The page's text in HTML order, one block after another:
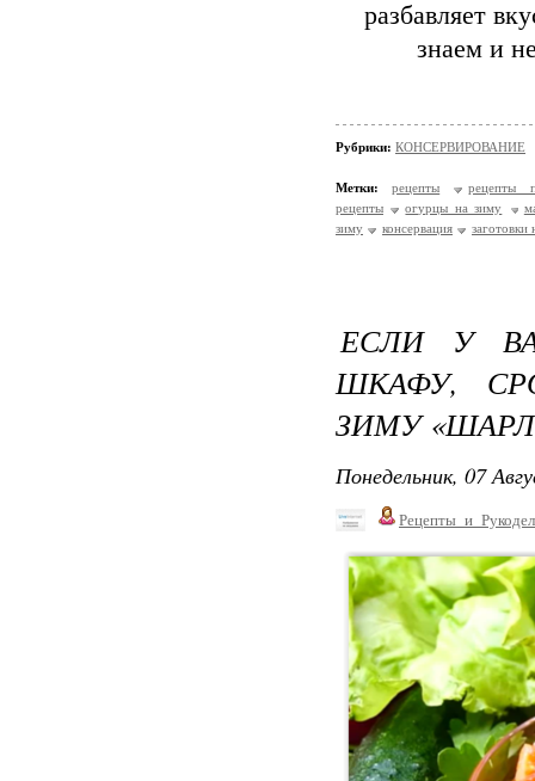
разбавляет
знаем и
Рубрики: КОНСЕРВИРОВАНИЕ
Метки: рецепты
рецепты
рецепты
огурцы на зиму
зиму
консервация заготовки
ЕСЛИ У
ШКАФУ,
ЗИМУ
Понедельник, 07